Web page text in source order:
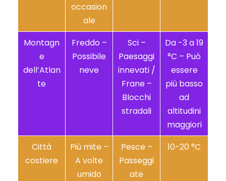
occasion
ale
Montagn
e
dell’Atlan
te
Freddo –
Possibile
neve
Sci –
Paesaggi
innevati /
Frane –
Blocchi
stradali
Da -3 a 19
°C – Può
essere
più basso
ad
altitudini
maggiori
Città
costiere
Più mite –
A volte
umido
Pesce –
Passeggi
ate
10-20 °C